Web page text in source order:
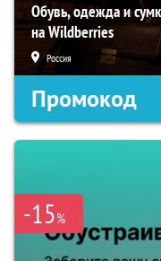
Обувь, одежда и
на Wildberries
Россия
Промокод
-15%